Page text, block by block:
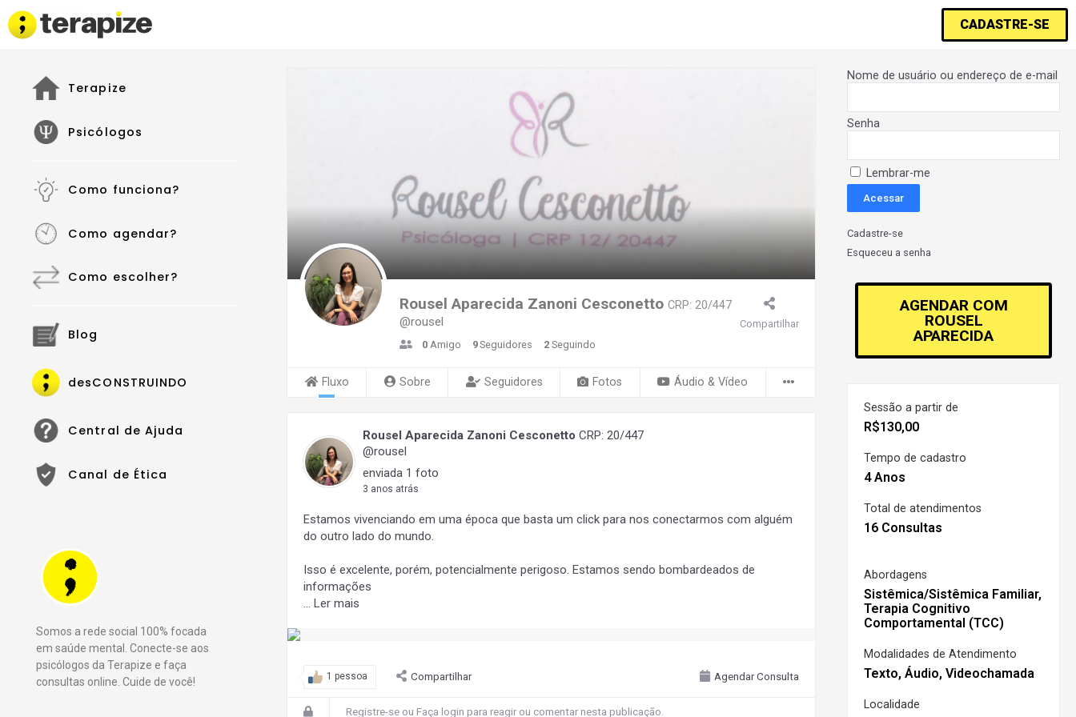
CADASTRE-SE
Rousel Aparecida Zanoni CesconettoCRP: 20/447
@rousel
0 Amigo 9Seguidores 2 Seguindo
Compartilhar
Fluxo Sobre Seguidores Fotos Áudio & Vídeo
Rousel Aparecida Zanoni Cesconetto CRP: 20/447
@rousel
enviada 1 foto
3 anos atrás
Estamos vivenciando em uma época que basta um click para nos conectarmos com alguém
do outro lado do mundo.
Isso é excelente, porém, potencialmente perigoso. Estamos sendo bombardeados de
informações
…Ler mais
1 pessoa Compartilhar Agendar Consulta
Registre-se ou Faça login para reagir ou comentar nesta publicação.
Terapize
Psicólogos
Como funciona?
Como agendar?
Como escolher?
Blog
desCONSTRUINDO
Central de Ajuda
Canal de Ética
Somos a rede social 100% focada
em saúde mental. Conecte-se aos
psicólogos da Terapize e faça
consultas online. Cuide de você!
Nome de usuário ou endereço de e-mail
Senha
Lembrar-me
Cadastre-se
Esqueceu a senha
AGENDAR COM
ROUSEL
APARECIDA
Sessão a partir de
R$130,00
Tempo de cadastro
4 Anos
Total de atendimentos
16 Consultas
Abordagens
Sistêmica/Sistêmica Familiar,
Terapia Cognitivo
Comportamental (TCC)
Modalidades de Atendimento
Texto, Áudio, Videochamada
Localidade